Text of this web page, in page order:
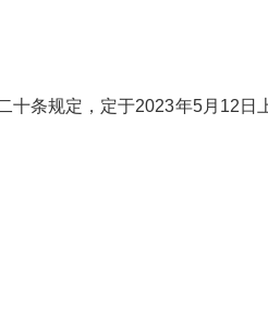
条规定，定于2023年5月12